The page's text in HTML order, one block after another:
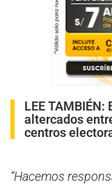
LEE TAMBIÉN:
altercados
centros
“Hacemos